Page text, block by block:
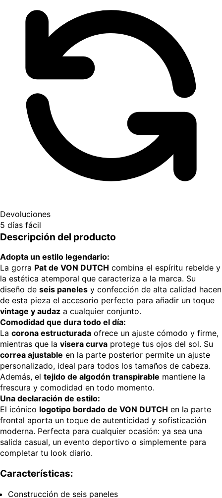
Devoluciones
5 días fácil
Descripción del producto
Adopta un estilo legendario:
La gorra Pat de VON DUTCH combina el espíritu rebelde y
la estética atemporal que caracteriza a la marca. Su
diseño de seis paneles y confección de alta calidad hacen
de esta pieza el accesorio perfecto para añadir un toque
vintage y audaz a cualquier conjunto.
Comodidad que dura todo el día:
La corona estructurada ofrece un ajuste cómodo y firme,
mientras que la visera curva protege tus ojos del sol. Su
correa ajustable en la parte posterior permite un ajuste
personalizado, ideal para todos los tamaños de cabeza.
Además, el tejido de algodón transpirable mantiene la
frescura y comodidad en todo momento.
Una declaración de estilo:
El icónico logotipo bordado de VON DUTCH en la parte
frontal aporta un toque de autenticidad y sofisticación
moderna. Perfecta para cualquier ocasión: ya sea una
salida casual, un evento deportivo o simplemente para
completar tu look diario.
Características:
Construcción de seis paneles